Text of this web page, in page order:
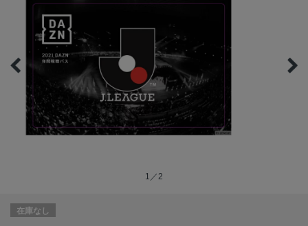
1／2
在庫なし